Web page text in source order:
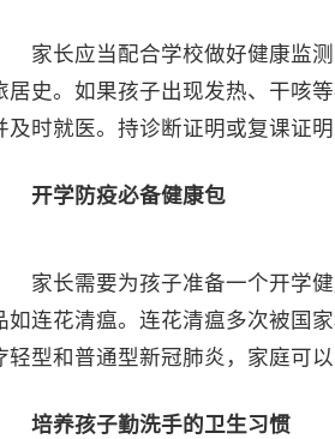
家长应当配合学校做好健康监测
居史。如果孩子出现发热、干咳
及时就医。持诊断证明或复课证明
开学防疫必备健康包
家长需要为孩子准备一个开学健
如连花清瘟。连花清瘟多次被国
轻型和普通型新冠肺炎，家庭可以
培养孩子勤洗手的卫生习惯